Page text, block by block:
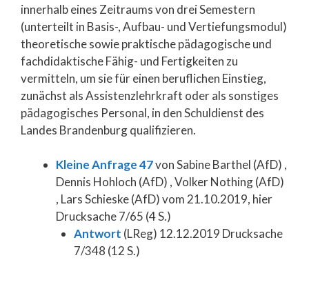
innerhalb eines Zeitraums von drei Semestern
(unterteilt in Basis-, Aufbau- und Vertiefungsmodul)
theoretische sowie praktische pädagogische und
fachdidaktische Fähig- und Fertigkeiten zu
vermitteln, um sie für einen beruflichen Einstieg,
zunächst als Assistenzlehrkraft oder als sonstiges
pädagogisches Personal, in den Schuldienst des
Landes Brandenburg qualifizieren.
Kleine Anfrage 47von Sabine Barthel (AfD) ,
Dennis Hohloch (AfD) , Volker Nothing (AfD)
, Lars Schieske (AfD) vom 21.10.2019, hier
Drucksache 7/65 (4 S.)
Antwort (LReg) 12.12.2019 Drucksache
7/348 (12 S.)